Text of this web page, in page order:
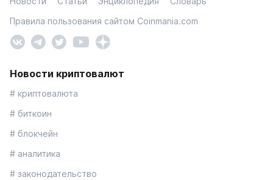
Правила пользования сайтом Coinmania.com
Новости криптовалют
# криптовалюта
# биткоин
# блокчейн
# аналитика
# законодательство